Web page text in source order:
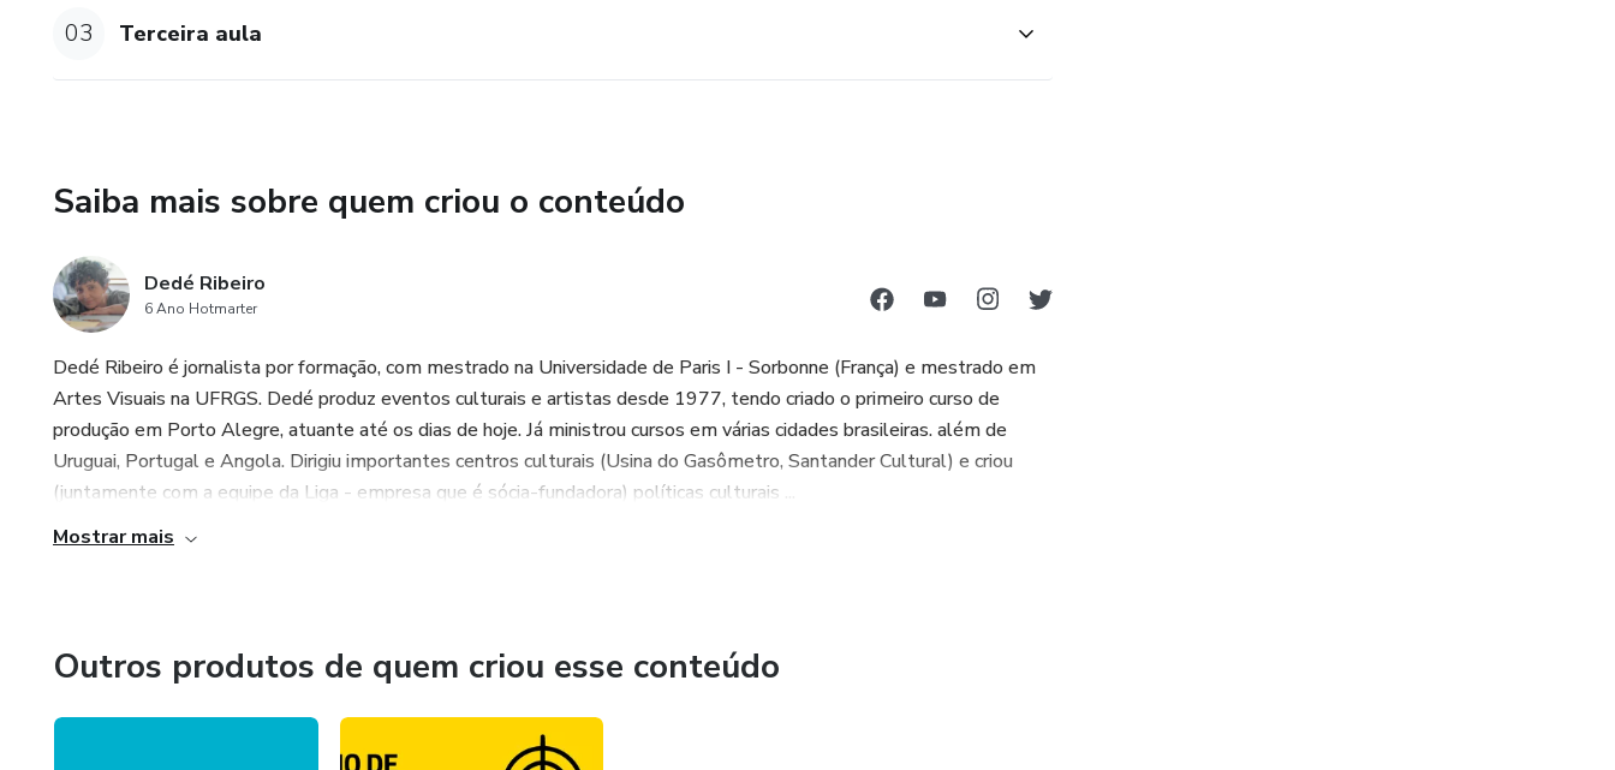
03 Terceira aula
Saiba mais sobre quem criou o conteúdo
Dedé Ribeiro
6 Ano Hotmarter
Dedé Ribeiro é jornalista por formação, com mestrado na Universidade de Paris I - Sorbonne (França) e mestrado em
Artes Visuais na UFRGS. Dedé produz eventos culturais e artistas desde 1977, tendo criado o primeiro curso de
produção em Porto Alegre, atuante até os dias de hoje. Já ministrou cursos em várias cidades brasileiras. além de
Uruguai, Portugal e Angola. Dirigiu importantes centros culturais (Usina do Gasômetro, Santander Cultural) e criou
(juntamente com a equipe da Liga - empresa que é sócia-fundadora) políticas culturais ...
Mostrar mais
Outros produtos de quem criou esse conteúdo